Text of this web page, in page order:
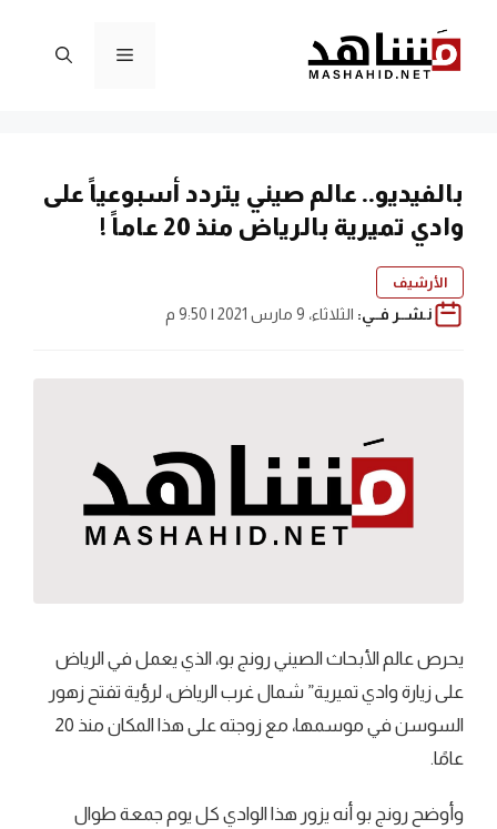
المحتوى
القائمة
بالفيديو.. عالم صيني يتردد أسبوعياً على
وادي تميرية بالرياض منذ 20 عاماً !
الأرشيف
نـشــر فــي: الثلاثاء، 9 مارس 2021 | 9:50 م
يحرص عالم الأبحاث الصيني رونج بو، الذي يعمل في الرياض
على زيارة وادي تميرية” شمال غرب الرياض، لرؤية تفتح زهور
السوسن في موسمها، مع زوجته على هذا المكان منذ 20
عامًا.
وأوضح رونج بو أنه يزور هذا الوادي كل يوم جمعة طوال